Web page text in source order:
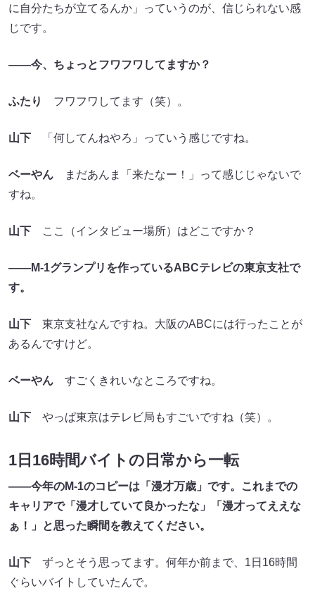
に自分たちが立てるんか」っていうのが、信じられない感
じです。
――今、ちょっとフワフワしてますか？
ふたり フワフワしてます（笑）。
山下 「何してんねやろ」っていう感じですね。
ベーやん まだあんま「来たなー！」って感じじゃないで
すね。
山下 ここ（インタビュー場所）はどこですか？
――M-1グランプリを作っているABCテレビの東京支社で
す。
山下 東京支社なんですね。大阪のABCには行ったことが
あるんですけど。
ベーやん すごくきれいなところですね。
山下 やっぱ東京はテレビ局もすごいですね（笑）。
1日16時間バイトの日常から一転
――今年のM-1のコピーは「漫才万歳」です。これまでの
キャリアで「漫才していて良かったな」「漫才ってええな
ぁ！」と思った瞬間を教えてください。
山下 ずっとそう思ってます。何年か前まで、1日16時間
ぐらいバイトしていたんで。